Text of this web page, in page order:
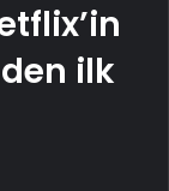
ilk